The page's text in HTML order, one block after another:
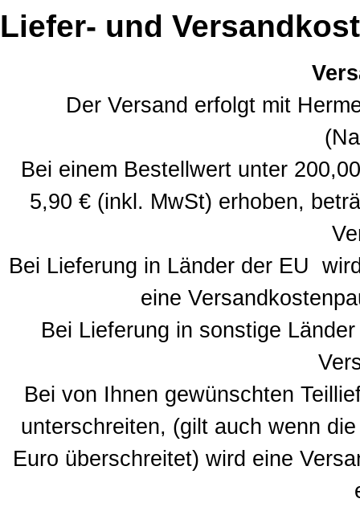
Liefer- und
Der Versand erfolgt mit
Bei einem Bestellwert unter
5,90 € (inkl. MwSt) erhoben,
Bei Lieferung in Länder der EU
eine
Bei Lieferung in sonstige
Bei von Ihnen gewünschten
unterschreiten, (gilt auch wenn
Euro überschreitet) wird eine